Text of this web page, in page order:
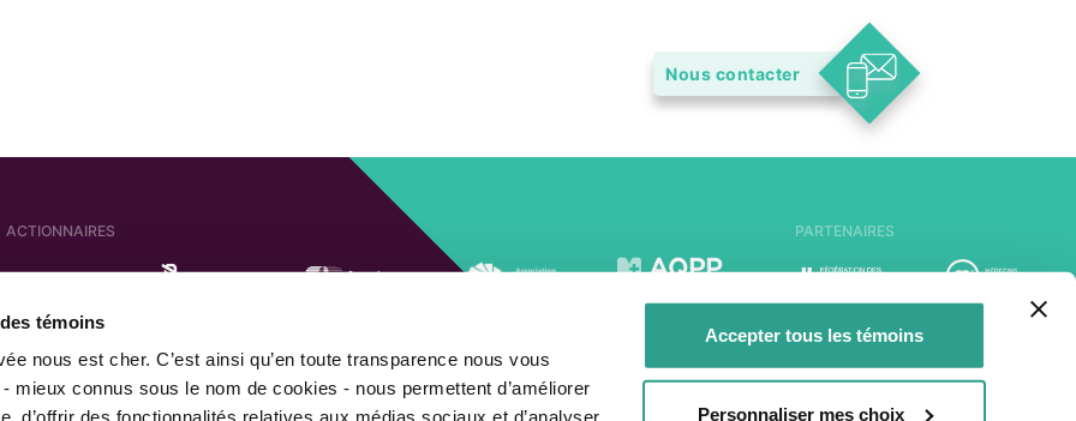
témoins
nous est cher. C’est ainsi qu’en toute transparence nous vous
mieux connus sous le nom de cookies - nous permettent d’améliorer
d’offrir des fonctionnalités relatives aux médias sociaux et d’analyser
Accepter tous les témoins
Personnaliser mes choix
Nous contacter
ACTIONNAIRES
SOCIÉTÉS AFFILIÉES ACTIONNAIRE DE
PARTENAIRES